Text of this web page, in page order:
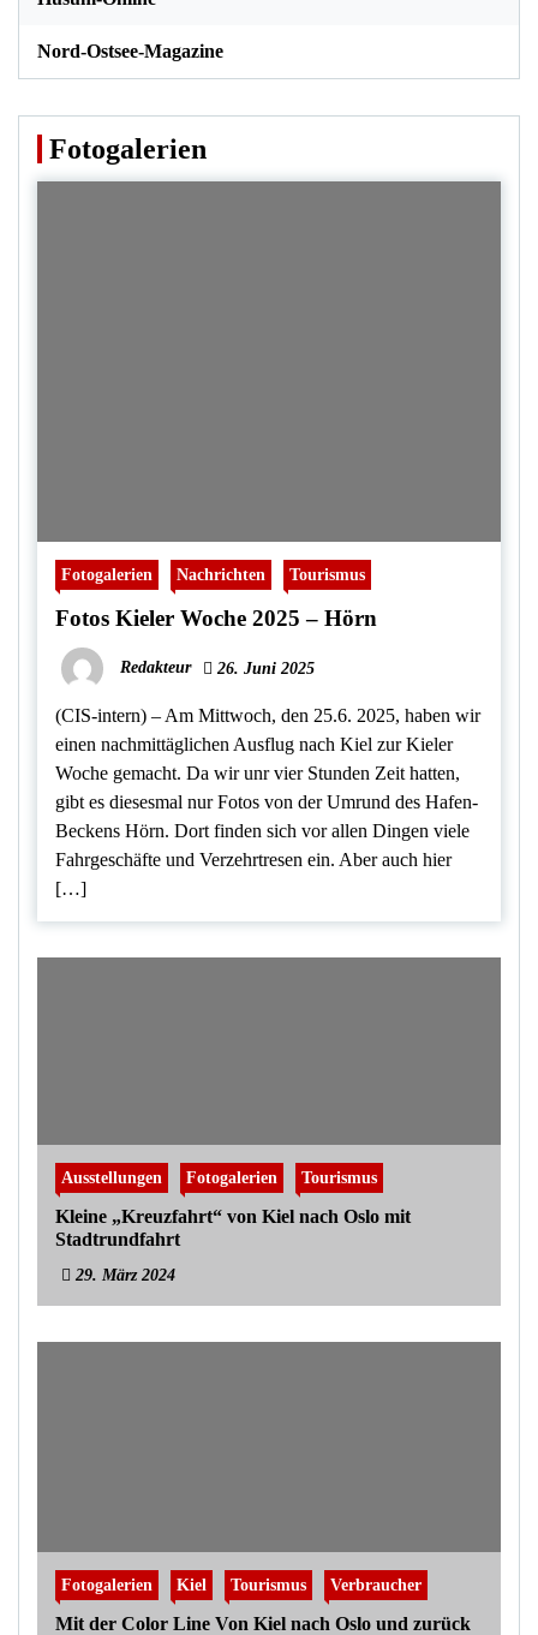
Nord-Ostsee-Magazine
Fotogalerien
Fotogalerien Nachrichten Tourismus
Fotos Kieler Woche 2025 – Hörn
Redakteur 26. Juni 2025
(CIS-intern) – Am Mittwoch, den 25.6. 2025, haben wir
einen nachmittäglichen Ausflug nach Kiel zur Kieler
Woche gemacht. Da wir unr vier Stunden Zeit hatten,
gibt es diesesmal nur Fotos von der Umrund des Hafen-
Beckens Hörn. Dort finden sich vor allen Dingen viele
Fahrgeschäfte und Verzehrtresen ein. Aber auch hier
[…]
Ausstellungen Fotogalerien Tourismus
Kleine „Kreuzfahrt“ von Kiel nach Oslo mit
Stadtrundfahrt
29. März 2024
Fotogalerien Kiel Tourismus Verbraucher
Mit der Color Line Von Kiel nach Oslo und zurück